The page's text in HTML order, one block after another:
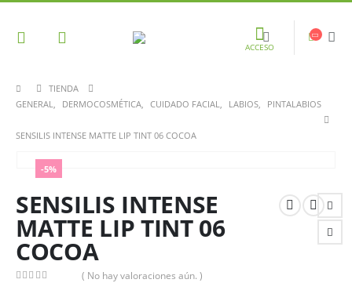
ACCESO
TIENDA
GENERAL, DERMOCOSMÉTICA, CUIDADO FACIAL, LABIOS, PINTALABIOS
SENSILIS INTENSE MATTE LIP TINT 06 COCOA
-5%
SENSILIS INTENSE
MATTE LIP TINT 06
COCOA
( No hay valoraciones aún. )